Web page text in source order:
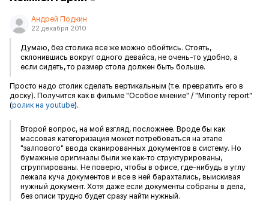
Андрей Подкин
22 декабря 2010
Думаю, без столика все же можно обойтись. Стоять,
склонившись вокруг одного девайса, не очень-то удобно, а
если сидеть, то размер стола должен быть больше.
Просто надо столик сделать вертикальным (т.е. превратить его в
доску). Получится как в фильме "Особое мнение" / "Minority report"
(ролик на youtube).
Второй вопрос, на мой взгляд, посложнее. Вроде бы как
массовая категоризация может потребоваться на этапе
"залпового" ввода сканированных документов в систему. Но
бумажные оригиналы были же как-то структурированы,
сгруппированы. Не поверю, чтобы в офисе, где-нибудь в углу
лежала куча документов и все в ней барахтались, выискивая
нужный документ. Хотя даже если документы собраны в дела,
без описи трудно будет сразу найти нужный.